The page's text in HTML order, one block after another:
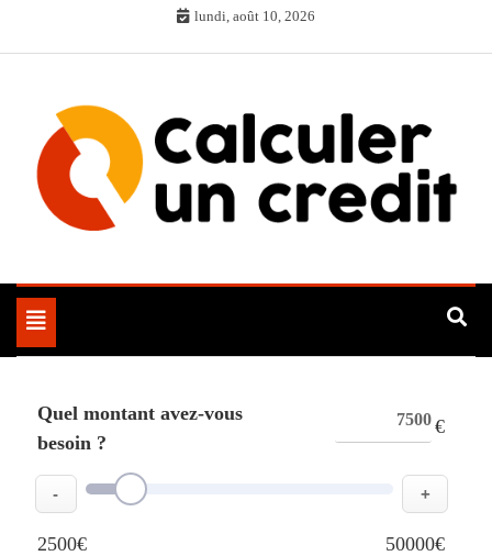
lundi, août 10, 2026
Toggle
navigation
Quel montant avez-vous
besoin ?
€
- +
2500€ 50000€